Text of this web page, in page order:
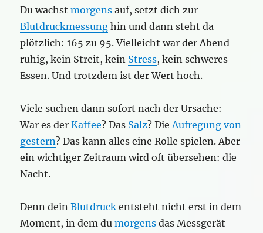
Du wachstmorgens auf, setzt dich zur
Blutdruckmessung hin und dann steht da
plötzlich: 165 zu 95. Vielleicht war der Abend
ruhig, kein Streit, kein Stress, kein schweres
Essen. Und trotzdem ist der Wert hoch.
Viele suchen dann sofort nach der Ursache:
War es derKaffee? Das Salz? DieAufregung von
gestern? Das kann alles eine Rolle spielen. Aber
ein wichtiger Zeitraum wird oft übersehen: die
Nacht.
Denn deinBlutdruck entsteht nicht erst in dem
Moment, in dem dumorgens das Messgerät